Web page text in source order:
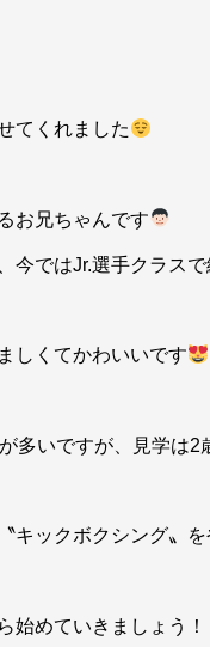
てくれました
お兄ちゃんです
今ではJr.選手クラス
しくてかわいいです
多いですが、見学は2
キックボクシング〟
始めていきましょう！